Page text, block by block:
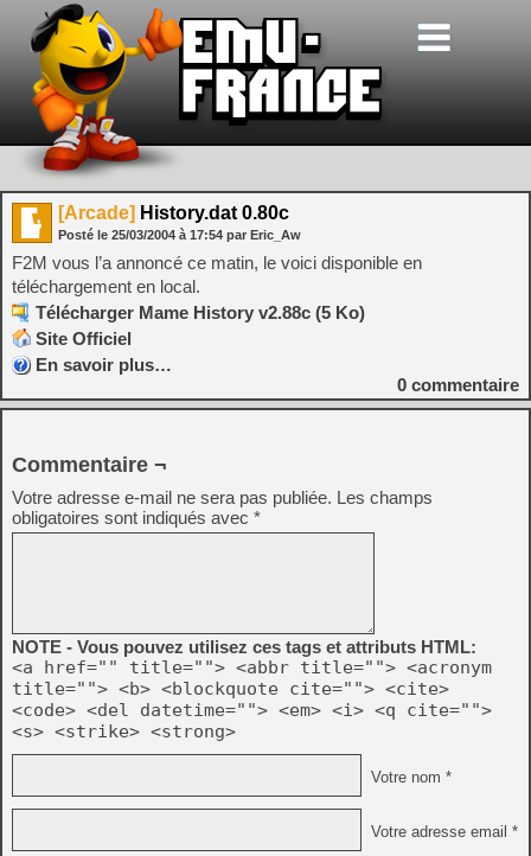
[Arcade] History.dat 0.80c
Posté le 25/03/2004 à 17:54 par Eric_Aw
F2M vous l’a annoncé ce matin, le voici disponible en
téléchargement en local.
Télécharger Mame History v2.88c (5 Ko)
Site Officiel
En savoir plus…
0 commentaire
Commentaire ¬
Votre adresse e-mail ne sera pas publiée. Les champs
obligatoires sont indiqués avec *
NOTE - Vous pouvez utilisez ces tags et attributs HTML:
<a href="" title=""> <abbr title=""> <acronym
title=""> <b> <blockquote cite=""> <cite>
<code> <del datetime=""> <em> <i> <q cite="">
<s> <strike> <strong>
Votre nom *
Votre adresse email *